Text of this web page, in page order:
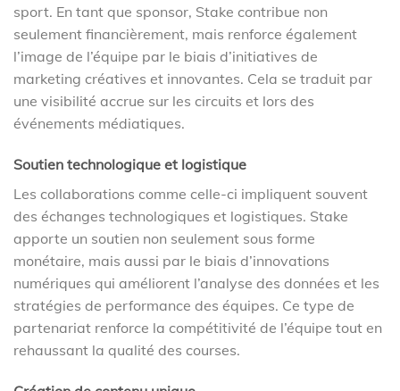
sport. En tant que sponsor, Stake contribue non
seulement financièrement, mais renforce également
l’image de l’équipe par le biais d’initiatives de
marketing créatives et innovantes. Cela se traduit par
une visibilité accrue sur les circuits et lors des
événements médiatiques.
Soutien technologique et logistique
Les collaborations comme celle-ci impliquent souvent
des échanges technologiques et logistiques. Stake
apporte un soutien non seulement sous forme
monétaire, mais aussi par le biais d’innovations
numériques qui améliorent l’analyse des données et les
stratégies de performance des équipes. Ce type de
partenariat renforce la compétitivité de l’équipe tout en
rehaussant la qualité des courses.